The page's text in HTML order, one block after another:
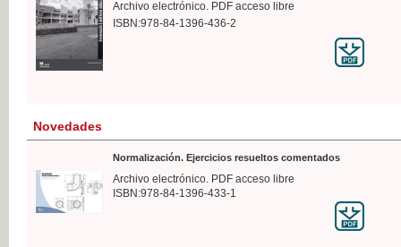
Archivo electrónico. PDF acceso libre
ISBN:978-84-1396-436-2
Novedades
Normalización. Ejercicios resueltos comentados
Archivo electrónico. PDF acceso libre
ISBN:978-84-1396-433-1